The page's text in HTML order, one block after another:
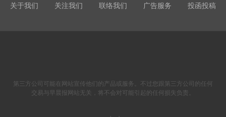
关于我们 关注我们 联络我们 广告服务 投函投稿
第三方公司可能在网站宣传他们的产品或服务。不过您跟第三方公司的任何
交易与早晨报网站无关，将不会对可能引起的任何损失负责。